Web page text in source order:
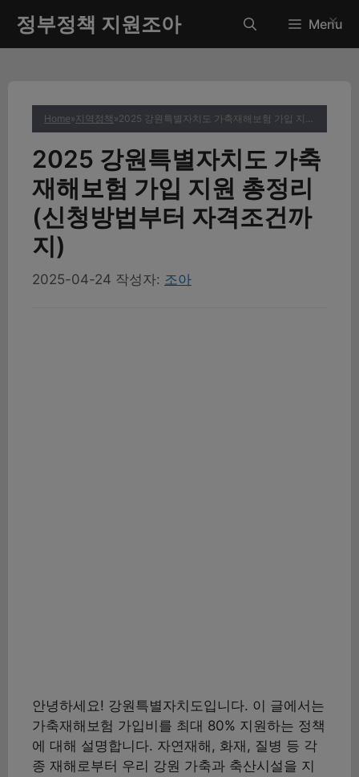
츠
정부정책 지원조아 Menu
Home»지역정책 » 2025 강원특별자치도 가축재해보험 가입 지원 총정리 (신청방법부터 자격조건까지)
2025 강원특별자치도 가축
재해보험 가입 지원 총정리
(신청방법부터 자격조건까
지)
2025-04-24 작성자: 조아
안녕하세요! 강원특별자치도입니다. 이 글에서는
가축재해보험 가입비를 최대 80% 지원하는 정책
에 대해 설명합니다. 자연재해, 화재, 질병 등 각
종 재해로부터 우리 강원 가축과 축산시설을 지
✕